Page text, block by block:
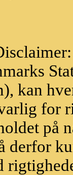
kan
for
på
derfor